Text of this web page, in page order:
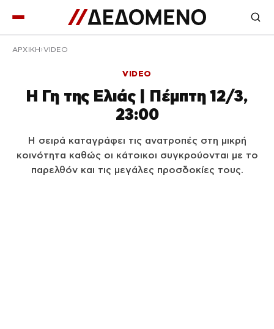
ΑΡΧΙΚΉ VIDEO
VIDEO
Η Γη της Ελιάς | Πέμπτη 12/3,
23:00
Η σειρά καταγράφει τις ανατροπές στη μικρή
κοινότητα καθώς οι κάτοικοι συγκρούονται με το
παρελθόν και τις μεγάλες προσδοκίες τους.